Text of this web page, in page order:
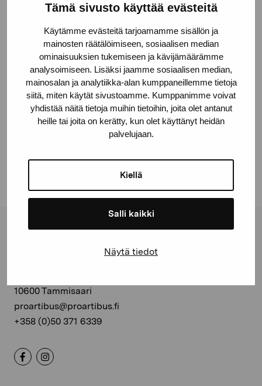
Tämä sivusto käyttää evästeitä
Käytämme evästeitä tarjoamamme sisällön ja
mainosten räätälöimiseen, sosiaalisen median
ominaisuuksien tukemiseen ja kävijämäärämme
analysoimiseen. Lisäksi jaamme sosiaalisen median,
mainosalan ja analytiikka-alan kumppaneillemme tietoja
siitä, miten käytät sivustoamme. Kumppanimme voivat
yhdistää näitä tietoja muihin tietoihin, joita olet antanut
heille tai joita on kerätty, kun olet käyttänyt heidän
palvelujaan.
Kiellä
Salli kaikki
Näytä tiedot
Deponointipaikka
Pro Artibus, Ekenäs
© Kuvasto 2026
Jaa:
Linkedin
10600 Tammisaari
proartibus@proartibus.fi
+358 (0)50 371 6339